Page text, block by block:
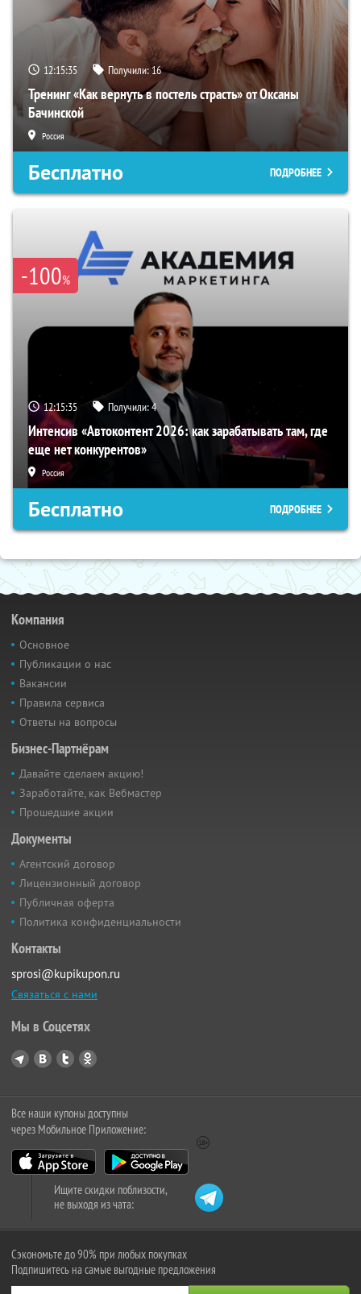
12:15:34 Получили:16
Тренинг «Как вернуть в постель страсть» от Оксаны
Бачинской
Россия
Бесплатно ПОДРОБНЕЕ
-100%
12:15:34 Получили:4
Интенсив «Автоконтент 2026: как зарабатывать там, где
еще нет конкурентов»
Россия
Бесплатно ПОДРОБНЕЕ
Компания
Основное
Публикации о нас
Вакансии
Правила сервиса
Ответы на вопросы
Бизнес-Партнёрам
Давайте сделаем акцию!
Заработайте, как Вебмастер
Прошедшие акции
Документы
Агентский договор
Лицензионный договор
Публичная оферта
Политика конфиденциальности
Контакты
sprosi@kupikupon.ru
Связаться с нами
Мы в Соцсетях
Все наши купоны доступны
через Мобильное Приложение:
Ищите скидки поблизости,
не выходя из чата:
Сэкономьте до 90% при любых покупках
Подпишитесь на самые выгодные предложения